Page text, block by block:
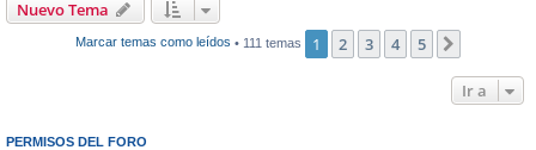
Nuevo Tema
Marcar temas como leídos • 111 temas 1 2 3 4 5
Ir a
PERMISOS DEL FORO